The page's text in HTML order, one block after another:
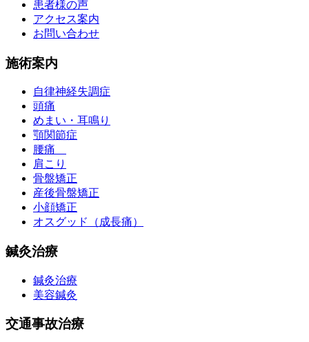
患者様の声
アクセス案内
お問い合わせ
施術案内
自律神経失調症
頭痛
めまい・耳鳴り
顎関節症
腰痛
肩こり
骨盤矯正
産後骨盤矯正
小顔矯正
オスグッド（成長痛）
鍼灸治療
鍼灸治療
美容鍼灸
交通事故治療